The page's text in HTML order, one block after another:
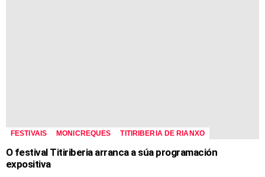
FESTIVAIS MONICREQUES TITIRIBERIA DE RIANXO
O festival Titiriberia arranca a súa programación
expositiva